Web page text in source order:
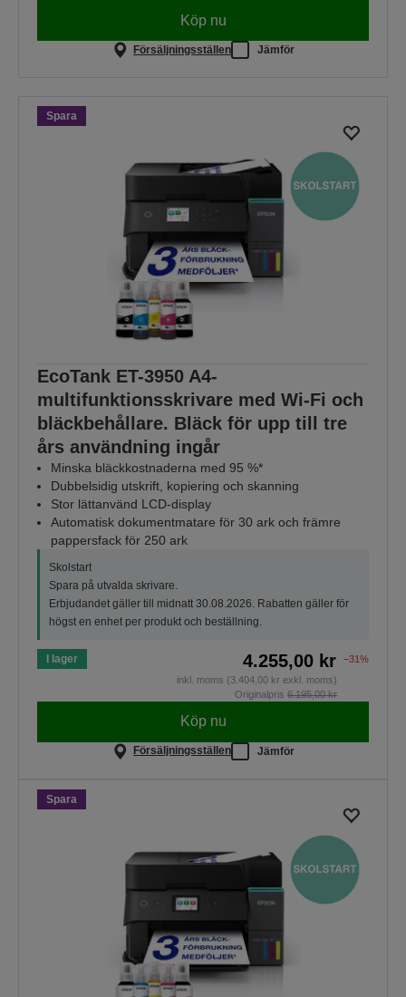
Köp nu
Försäljningsställen Jämför
Spara
EcoTank ET-3950 A4-
multifunktionsskrivare med Wi-Fi och
bläckbehållare. Bläck för upp till tre
års användning ingår
Minska bläckkostnaderna med 95 %*
Dubbelsidig utskrift, kopiering och skanning
Stor lättanvänd LCD-display
Automatisk dokumentmatare för 30 ark och främre
pappersfack för 250 ark
Skolstart
Spara på utvalda skrivare.
Erbjudandet gäller till midnatt 30.08.2026. Rabatten gäller för
högst en enhet per produkt och beställning.
I lager 4.255,00 kr
−31%
inkl. moms (3.404,00 kr exkl. moms)
Originalpris 6.195,00 kr
Köp nu
Försäljningsställen Jämför
Spara